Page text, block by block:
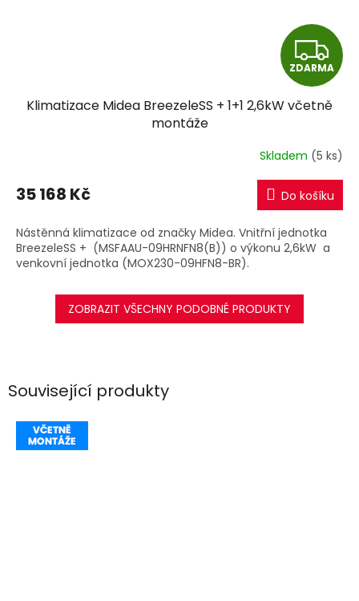
Související produkty
Z
D
A
R
M
A
ZDARMA
Klimatizace Midea BreezeleSS + 1+1 2,6kW včetně
montáže
Skladem (5 ks)
35 168 Kč Do košíku
Nástěnná klimatizace od značky Midea. Vnitřní jednotka
BreezeleSS + (MSFAAU-09HRNFN8(B)) o výkonu 2,6kW a
venkovní jednotka (MOX230-09HFN8-BR).
ZOBRAZIT VŠECHNY PODOBNÉ PRODUKTY